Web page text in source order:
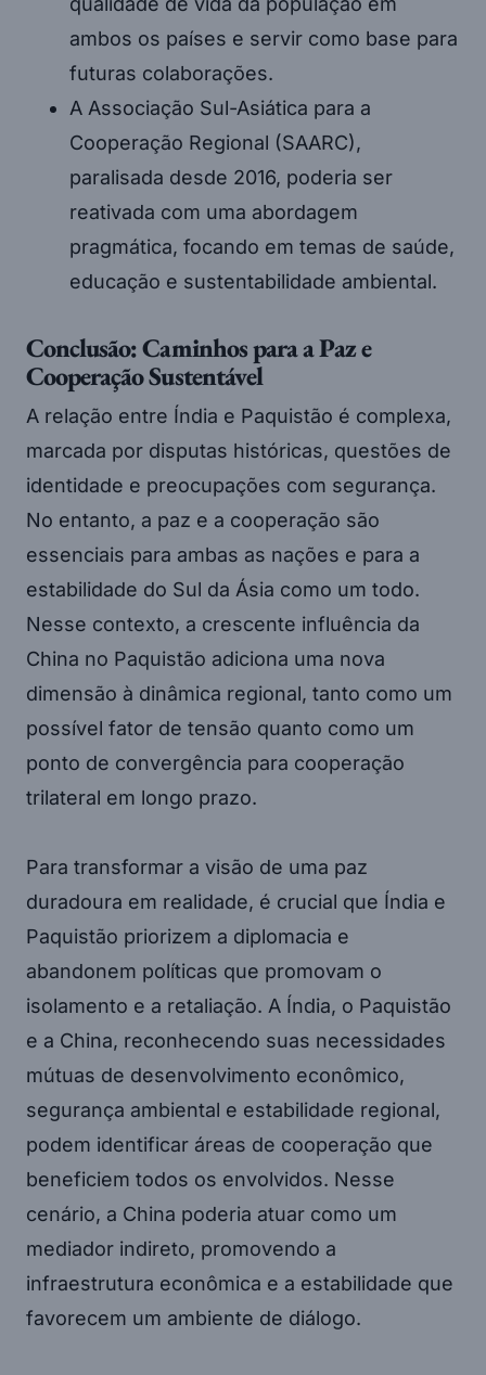
ambos os países e servir como base para
futuras colaborações.
A Associação Sul-Asiática para a
Cooperação Regional (SAARC),
paralisada desde 2016, poderia ser
reativada com uma abordagem
pragmática, focando em temas de saúde,
educação e sustentabilidade ambiental.
Conclusão: Caminhos para a Paz e
Cooperação Sustentável
A relação entre Índia e Paquistão é complexa,
marcada por disputas históricas, questões de
identidade e preocupações com segurança.
No entanto, a paz e a cooperação são
essenciais para ambas as nações e para a
estabilidade do Sul da Ásia como um todo.
Nesse contexto, a crescente influência da
China no Paquistão adiciona uma nova
dimensão à dinâmica regional, tanto como um
possível fator de tensão quanto como um
ponto de convergência para cooperação
trilateral em longo prazo.
Para transformar a visão de uma paz
duradoura em realidade, é crucial que Índia e
Paquistão priorizem a diplomacia e
abandonem políticas que promovam o
isolamento e a retaliação. A Índia, o Paquistão
e a China, reconhecendo suas necessidades
mútuas de desenvolvimento econômico,
segurança ambiental e estabilidade regional,
podem identificar áreas de cooperação que
beneficiem todos os envolvidos. Nesse
cenário, a China poderia atuar como um
mediador indireto, promovendo a
infraestrutura econômica e a estabilidade que
favorecem um ambiente de diálogo.